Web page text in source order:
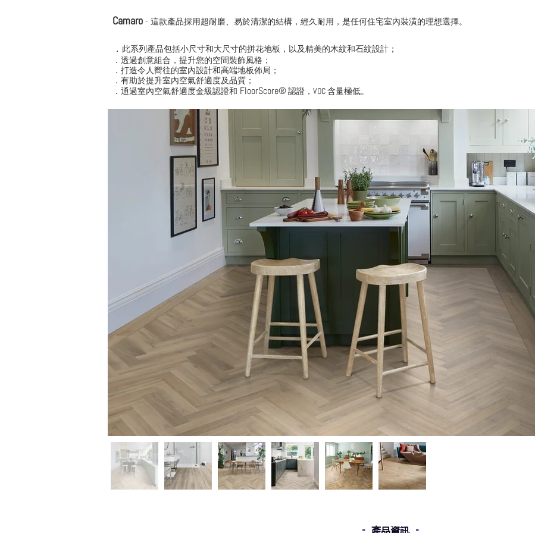
Camaro- 這款產品採用超耐磨、易於清潔的結構，經久耐用，是任何住宅室內裝潢的理想選擇。
． 此系列產品包括小尺寸和大尺寸的拼花地板，以及精美的木紋和石紋設計；
．透過創意組合，提升您的空間裝飾風格；
．打造令人嚮往的室內設計和高端地板佈局；
．有助於提升室內空氣舒適度及品質；
．通過室內空氣舒適度金級認證和 FloorScore®認證，VOC 含量極低。
產品​資訊